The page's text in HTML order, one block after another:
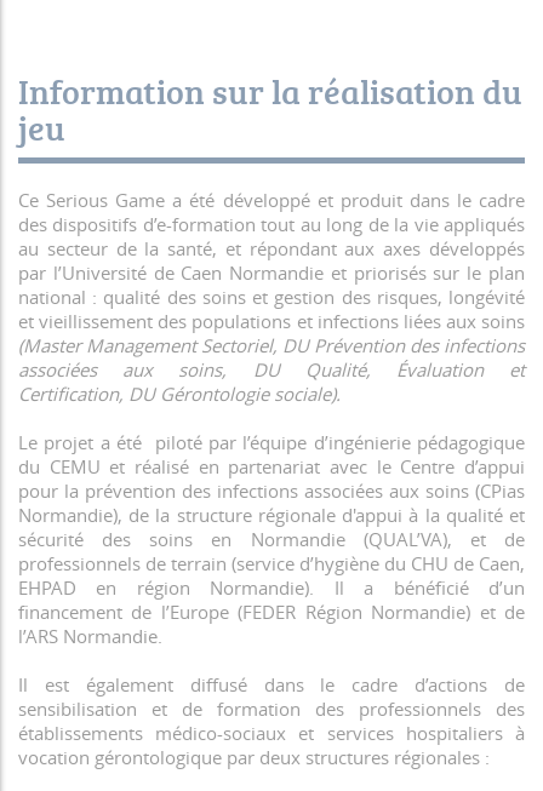
Information sur la réalisation du
jeu
Ce Serious Game a été développé et produit dans le cadre
des dispositifs d’e-formation tout au long de la vie appliqués
au secteur de la santé, et répondant aux axes développés
par l’Université de Caen Normandie et priorisés sur le plan
national : qualité des soins et gestion des risques, longévité
et vieillissement des populations et infections liées aux soins
(Master Management Sectoriel, DU Prévention des infections
associées aux soins, DU Qualité, Évaluation et
Certification, DU Gérontologie sociale).
Le projet a été piloté par l’équipe d’ingénierie pédagogique
du CEMU et réalisé en partenariat avec le Centre d’appui
pour la prévention des infections associées aux soins (CPias
Normandie), de la structure régionale d'appui à la qualité et
sécurité des soins en Normandie (QUAL’VA), et de
professionnels de terrain (service d’hygiène du CHU de Caen,
EHPAD en région Normandie). Il a bénéficié d’un
financement de l’Europe (FEDER Région Normandie) et de
l’ARS Normandie.
Il est également diffusé dans le cadre d’actions de
sensibilisation et de formation des professionnels des
établissements médico-sociaux et services hospitaliers à
vocation gérontologique par deux structures régionales :